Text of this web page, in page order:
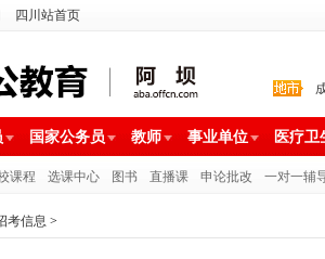
四川站首页
国家公务员 教师 事业单位 医疗卫
课程 选课中心 图书 直播课 申论批改 一对一辅
考信息 >